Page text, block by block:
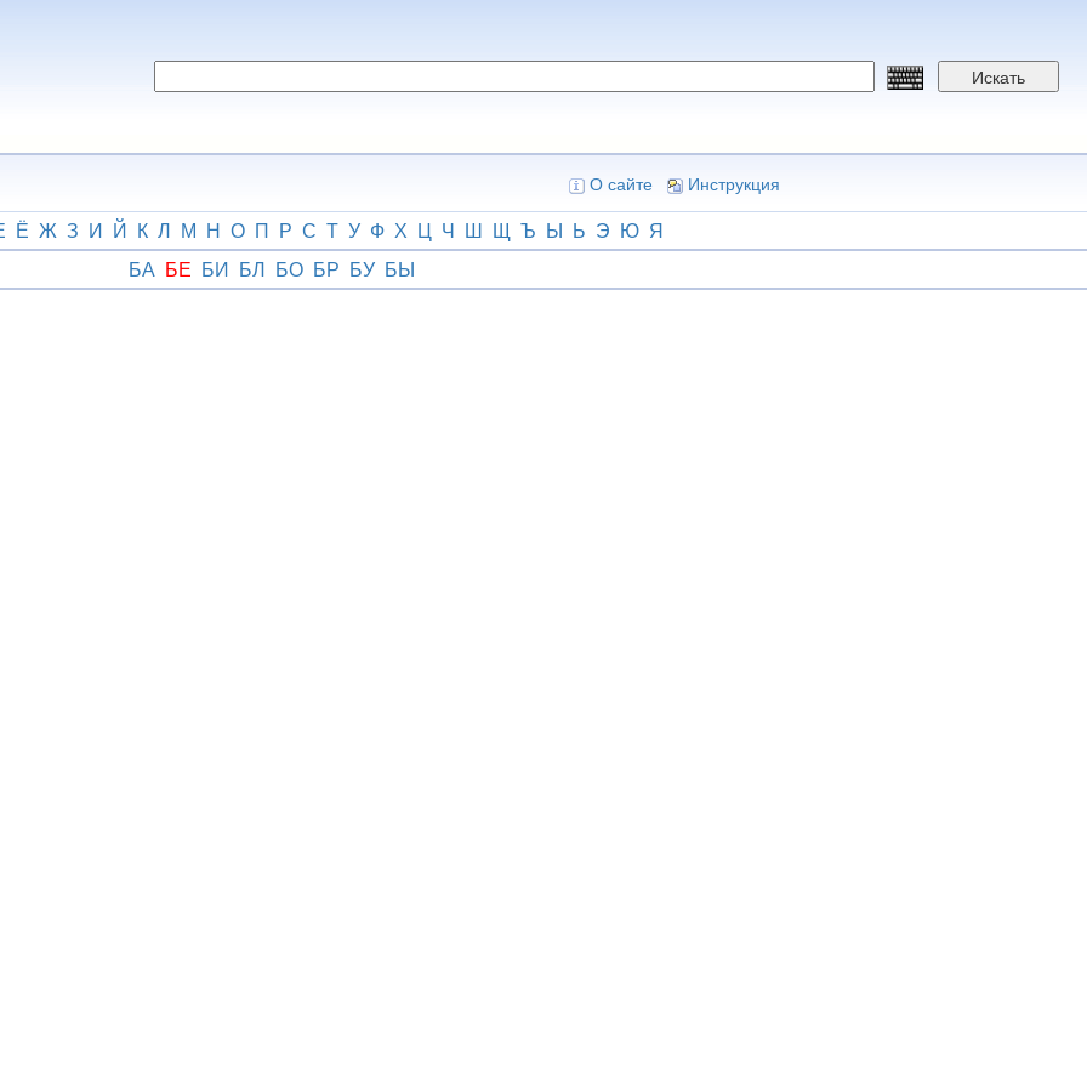
Искать
О сайте Инструкция
Ё Ж З И Й К Л М Н О П Р С Т У Ф Х Ц Ч Ш Щ Ъ Ы Ь Э Ю Я
БА БЕ БИ БЛ БО БР БУ БЫ